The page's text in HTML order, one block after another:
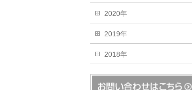
2020年
2019年
2018年